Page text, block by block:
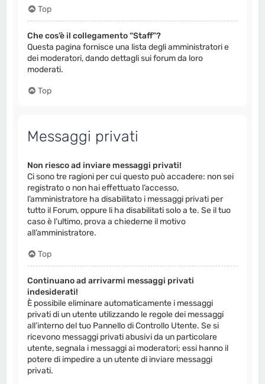
Top
Che cos’è il collegamento “Staff”?
Questa pagina fornisce una lista degli amministratori e
dei moderatori, dando dettagli sui forum da loro
moderati.
Top
Messaggi privati
Non riesco ad inviare messaggi privati!
Ci sono tre ragioni per cui questo può accadere: non sei
registrato o non hai effettuato l’accesso,
l’amministratore ha disabilitato i messaggi privati per
tutto il Forum, oppure li ha disabilitati solo a te. Se il tuo
caso è l’ultimo, prova a chiederne il motivo
all’amministratore.
Top
Continuano ad arrivarmi messaggi privati
indesiderati!
È possibile eliminare automaticamente i messaggi
privati ​​di un utente utilizzando le regole dei messaggi
all’interno del tuo Pannello di Controllo Utente. Se si
ricevono messaggi privati ​​abusivi da un particolare
utente, segnala i messaggi ai moderatori; essi hanno il
potere di impedire a un utente di inviare messaggi
privati​​.